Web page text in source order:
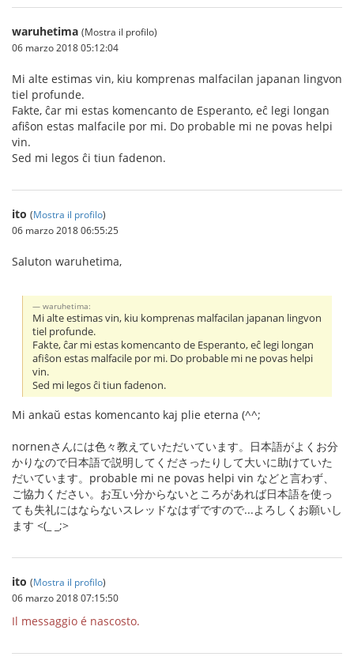
waruhetima (Mostra il profilo)
06 marzo 2018 05:12:04
Mi alte estimas vin, kiu komprenas malfacilan japanan lingvon
tiel profunde.
Fakte, ĉar mi estas komencanto de Esperanto, eĉ legi longan
afiŝon estas malfacile por mi. Do probable mi ne povas helpi
vin.
Sed mi legos ĉi tiun fadenon.
ito (Mostra il profilo)
06 marzo 2018 06:55:25
Saluton waruhetima,
waruhetima:
Mi alte estimas vin, kiu komprenas malfacilan japanan lingvon
tiel profunde.
Fakte, ĉar mi estas komencanto de Esperanto, eĉ legi longan
afiŝon estas malfacile por mi. Do probable mi ne povas helpi
vin.
Sed mi legos ĉi tiun fadenon.
Mi ankaŭ estas komencanto kaj plie eterna (^^;
nornenさんには色々教えていただいています。日本語がよくお分
かりなので日本語で説明してくださったりして大いに助けていた
だいています。probable mi ne povas helpi vin などと言わず、
ご協力ください。お互い分からないところがあれば日本語を使っ
ても失礼にはならないスレッドなはずですので...よろしくお願いし
ます <(_ _;>
ito (Mostra il profilo)
06 marzo 2018 07:15:50
Il messaggio é nascosto.